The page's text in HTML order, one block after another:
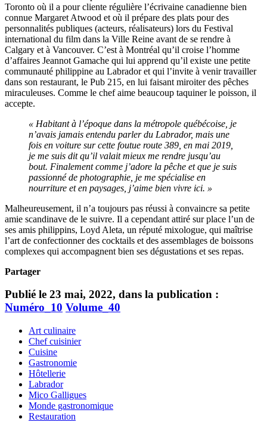
Toronto où il a pour cliente régulière l’écrivaine canadienne bien
connue Margaret Atwood et où il prépare des plats pour des
personnalités publiques (acteurs, réalisateurs) lors du Festival
international du film dans la Ville Reine avant de se rendre à
Calgary et à Vancouver. C’est à Montréal qu’il croise l’homme
d’affaires Jeannot Gamache qui lui apprend qu’il existe une petite
communauté philippine au Labrador et qui l’invite à venir travailler
dans son restaurant, le Pub 215, en lui faisant miroiter des pêches
miraculeuses. Comme le chef aime beaucoup taquiner le poisson, il
accepte.
« Habitant à l’époque dans la métropole québécoise, je
n’avais jamais entendu parler du Labrador, mais une
fois en voiture sur cette foutue route 389, en mai 2019,
je me suis dit qu’il valait mieux me rendre jusqu’au
bout. Finalement comme j’adore la pêche et que je suis
passionné de photographie, je me spécialise en
nourriture et en paysages, j’aime bien vivre ici. »
Malheureusement, il n’a toujours pas réussi à convaincre sa petite
amie scandinave de le suivre. Il a cependant attiré sur place l’un de
ses amis philippins, Loyd Aleta, un réputé mixologue, qui maîtrise
l’art de confectionner des cocktails et des assemblages de boissons
complexes qui accompagnent bien ses dégustations et ses repas.
Partager
Publié le 23 mai, 2022, dans la publication :
Numéro_10 Volume_40
Art culinaire
Chef cuisinier
Cuisine
Gastronomie
Hôtellerie
Labrador
Mico Galligues
Monde gastronomique
Restauration